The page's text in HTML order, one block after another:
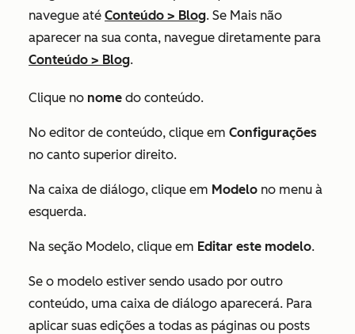
navegue até Conteúdo > Blog. Se Mais não
aparecer na sua conta, navegue diretamente para
Conteúdo > Blog.
Clique no nome do conteúdo.
No editor de conteúdo, clique em Configurações
no canto superior direito.
Na caixa de diálogo, clique em Modelo no menu à
esquerda.
Na seção Modelo, clique em Editar este modelo.
Se o modelo estiver sendo usado por outro
conteúdo, uma caixa de diálogo aparecerá. Para
aplicar suas edições a todas as páginas ou posts